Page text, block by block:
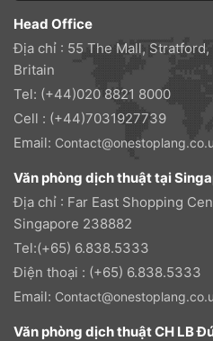
Head Office
Địa chỉ : 55 The Mall, Stratford,
Britain
Tel: (+44)020 8821 8000
Cell : (+44)7031927739
Email:
Văn phòng dịch thuật tại
Địa chỉ : Far East Shopping
Singapore 238882
Tel:(+65) 6.838.5333
Điện thoại : (+65) 6.838.5333
Email:
Văn phòng dịch thuật CH LB